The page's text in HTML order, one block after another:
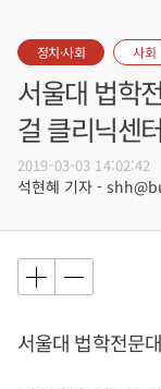
정치·사회 사회
서울대 법학
걸 클리닉센
2019-03-03 14:02:42
석현혜 기자 -
서울대 법학전문